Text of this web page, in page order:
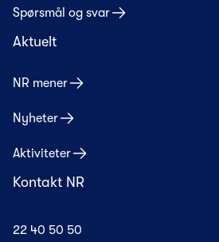
Spørsmål og svar
Aktuelt
NR mener
Nyheter
Aktiviteter
Kontakt NR
22 40 50 50